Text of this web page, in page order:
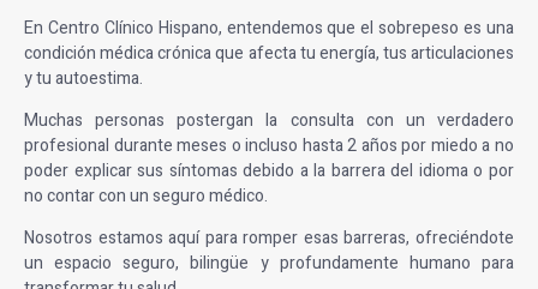
En Centro Clínico Hispano, entendemos que el sobrepeso es una
condición médica crónica que afecta tu energía, tus articulaciones
y tu autoestima.
Muchas personas postergan la consulta con un verdadero
profesional durante meses o incluso hasta 2 años por miedo a no
poder explicar sus síntomas debido a la barrera del idioma o por
no contar con un seguro médico.
Nosotros estamos aquí para romper esas barreras, ofreciéndote
un espacio seguro, bilingüe y profundamente humano para